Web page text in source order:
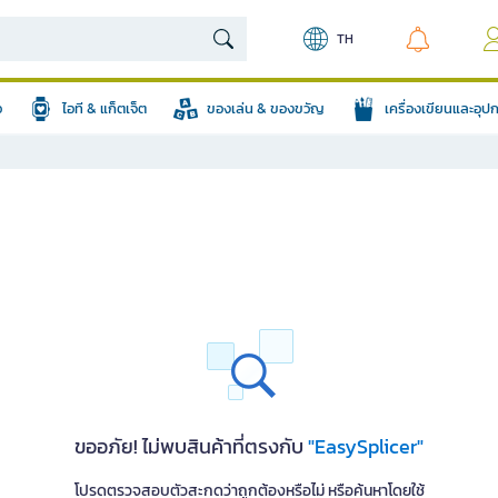
TH
ไอที & แก็ตเจ็ต ของเล่น & ของขวัญ เครื่องเขียนและอุ
ขออภัย! ไม่พบสินค้าที่ตรงกับ"EasySplicer"
โปรดตรวจสอบตัวสะกดว่าถูกต้องหรือไม่ หรือค้นหาโดยใช้